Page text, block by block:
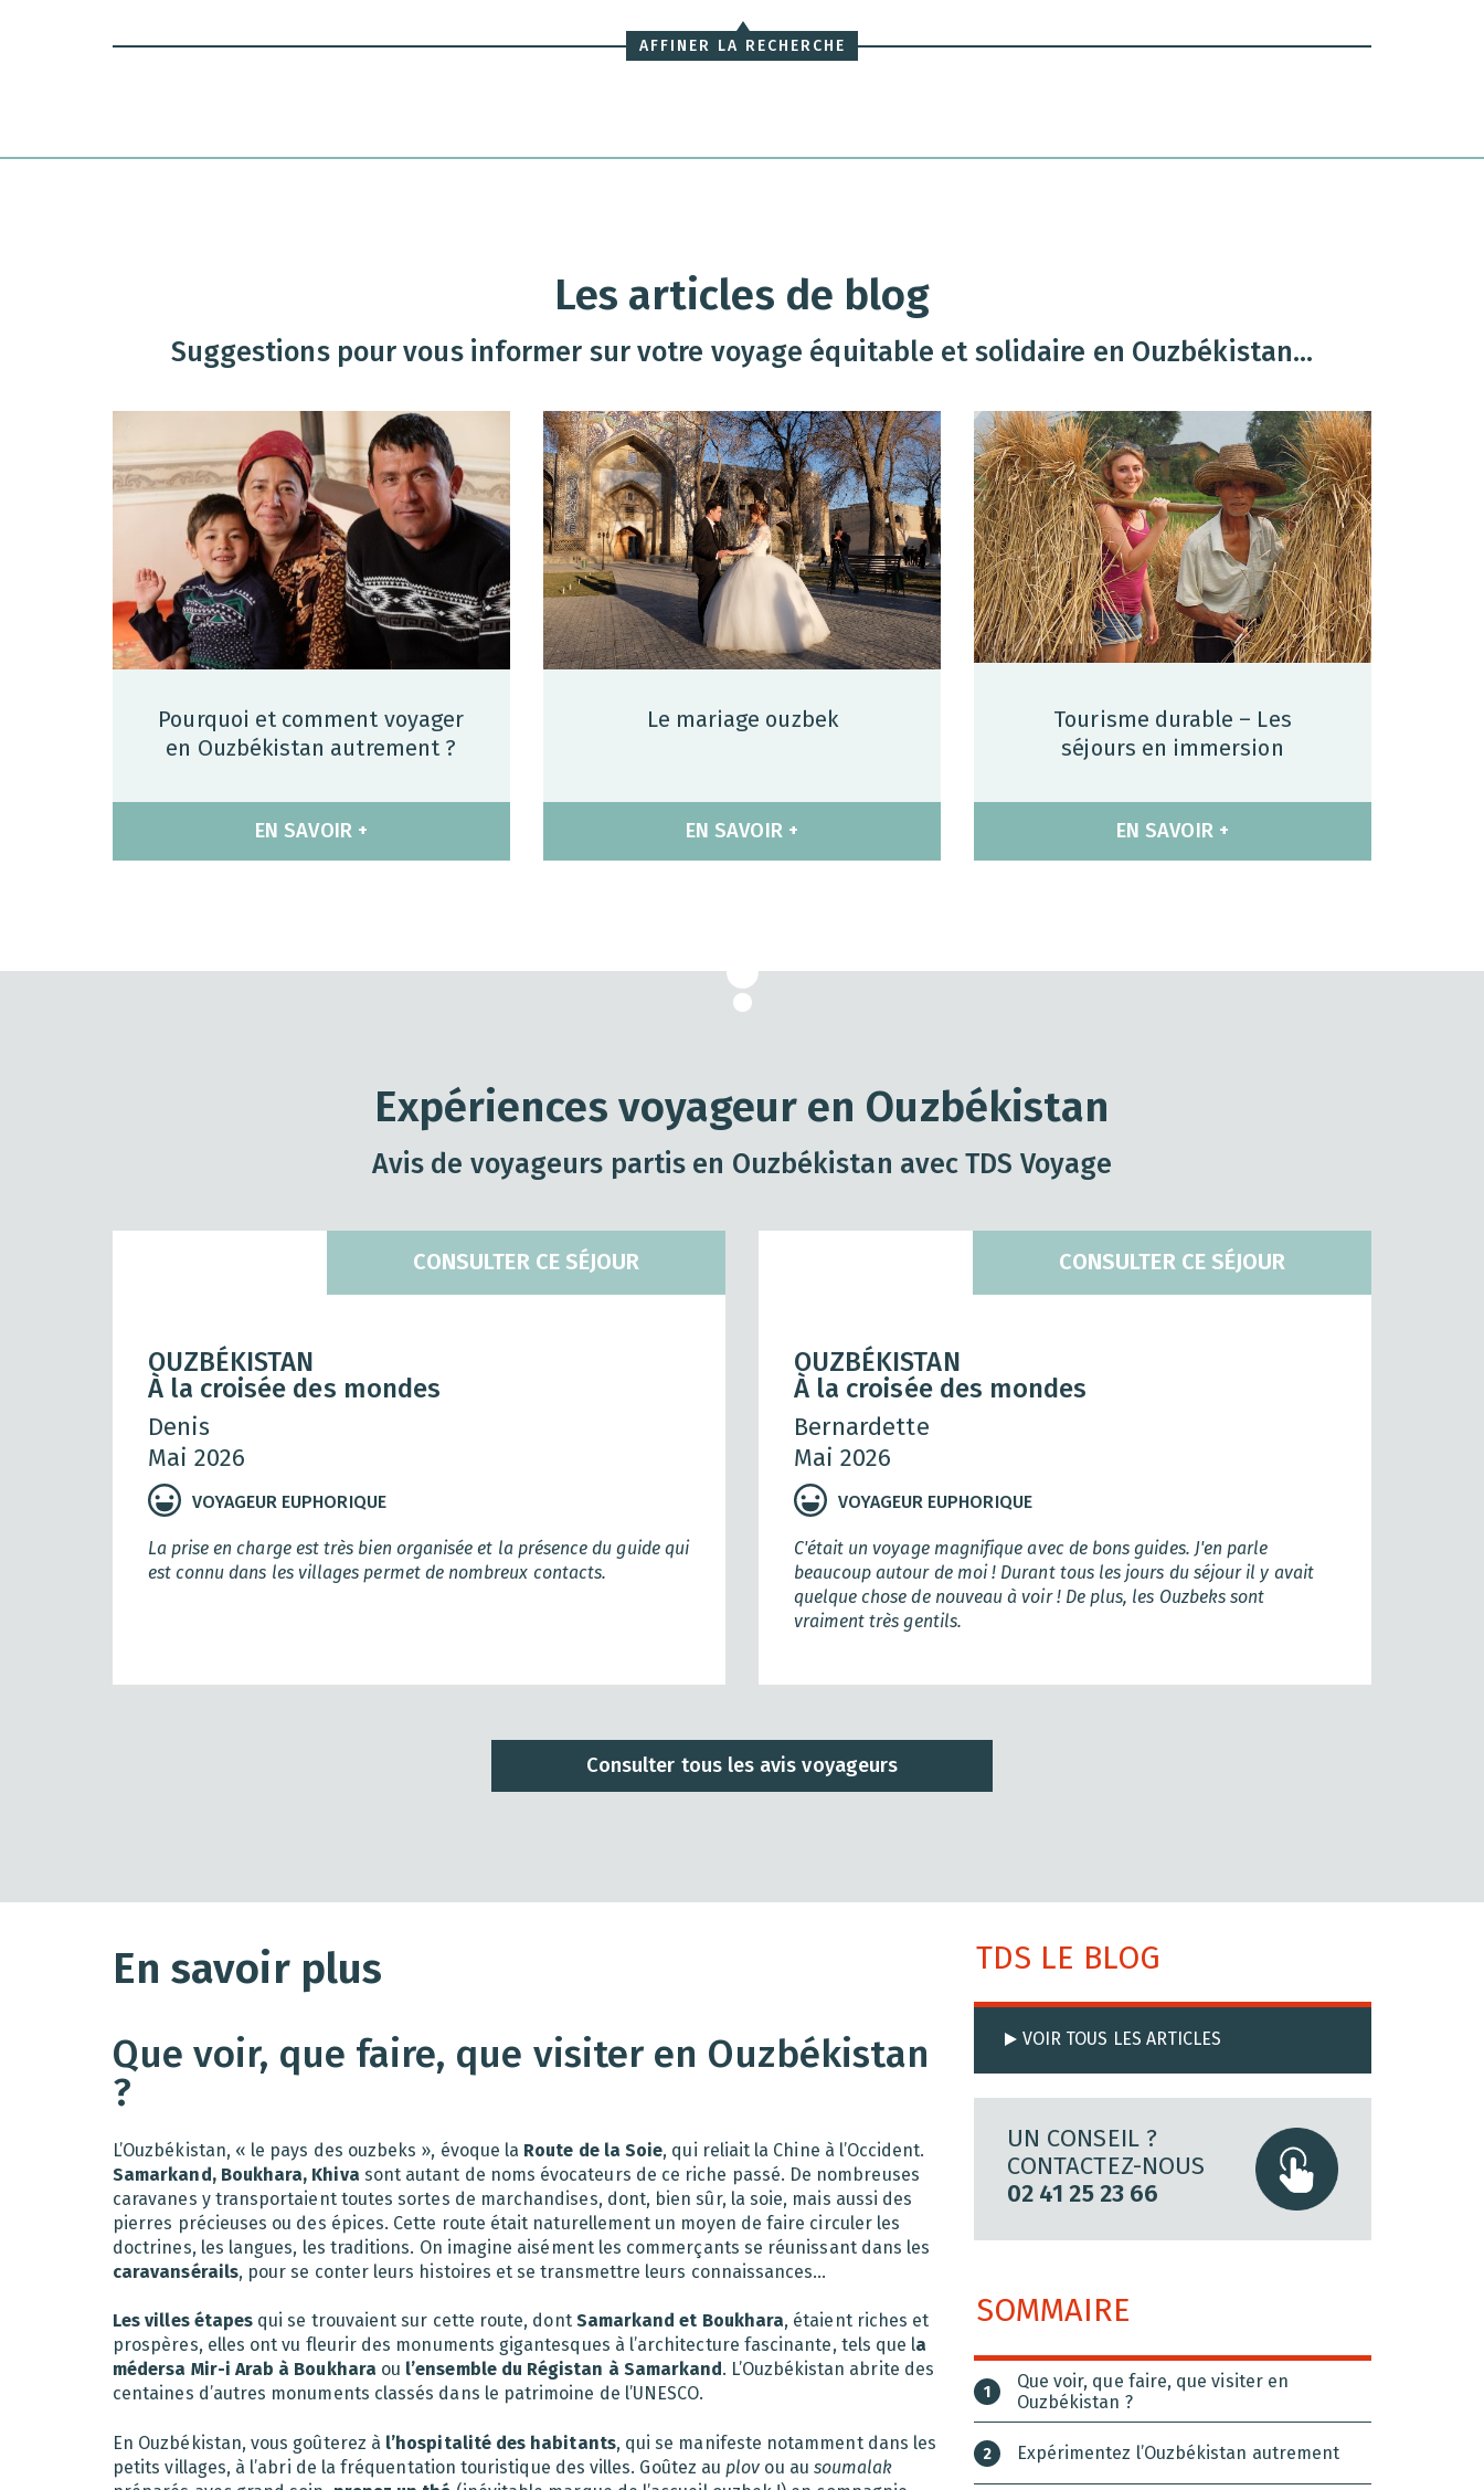
AFFINER LA RECHERCHE
Les articles de blog
Suggestions pour vous informer sur votre voyage équitable et solidaire en Ouzbékistan...
Pourquoi et comment voyager
en Ouzbékistan autrement ?
EN SAVOIR +
Le mariage ouzbek
EN SAVOIR +
Tourisme durable – Les
séjours en immersion
EN SAVOIR +
Expériences voyageur en Ouzbékistan
Avis de voyageurs partis en Ouzbékistan avec TDS Voyage
OUZBÉKISTAN
À la croisée des mondes
Denis
Mai 2026
VOYAGEUR EUPHORIQUE
La prise en charge est très bien organisée et la présence du guide qui
est connu dans les villages permet de nombreux contacts.
CONSULTER CE SÉJOUR
OUZBÉKISTAN
À la croisée des mondes
Bernardette
Mai 2026
VOYAGEUR EUPHORIQUE
C'était un voyage magnifique avec de bons guides. J'en parle
beaucoup autour de moi ! Durant tous les jours du séjour il y avait
quelque chose de nouveau à voir ! De plus, les Ouzbeks sont
vraiment très gentils.
CONSULTER CE SÉJOUR
Consulter tous les avis voyageurs
TDS LE BLOG
VOIR TOUS LES ARTICLES
UN CONSEIL ?
CONTACTEZ-NOUS
02 41 25 23 66
SOMMAIRE
Que voir, que faire, que visiter en
Ouzbékistan ?
Expérimentez l’Ouzbékistan autrement
En savoir plus
Que voir, que faire, que visiter en Ouzbékistan
?
L’Ouzbékistan, « le pays des ouzbeks », évoque la Route de la Soie, qui reliait la Chine à l’Occident.
Samarkand, Boukhara, Khiva sont autant de noms évocateurs de ce riche passé. De nombreuses
caravanes y transportaient toutes sortes de marchandises, dont, bien sûr, la soie, mais aussi des
pierres précieuses ou des épices. Cette route était naturellement un moyen de faire circuler les
doctrines, les langues, les traditions. On imagine aisément les commerçants se réunissant dans les
caravansérails, pour se conter leurs histoires et se transmettre leurs connaissances…
Les villes étapes qui se trouvaient sur cette route, dont Samarkand et Boukhara, étaient riches et
prospères, elles ont vu fleurir des monuments gigantesques à l’architecture fascinante, tels que la
médersa Mir-i Arab à Boukhara ou l’ensemble du Régistan à Samarkand . L’Ouzbékistan abrite des
centaines d’autres monuments classés dans le patrimoine de l’UNESCO.
En Ouzbékistan, vous goûterez à l’hospitalité des habitants, qui se manifeste notamment dans les
petits villages, à l’abri de la fréquentation touristique des villes. Goûtez au plov ou au soumalak